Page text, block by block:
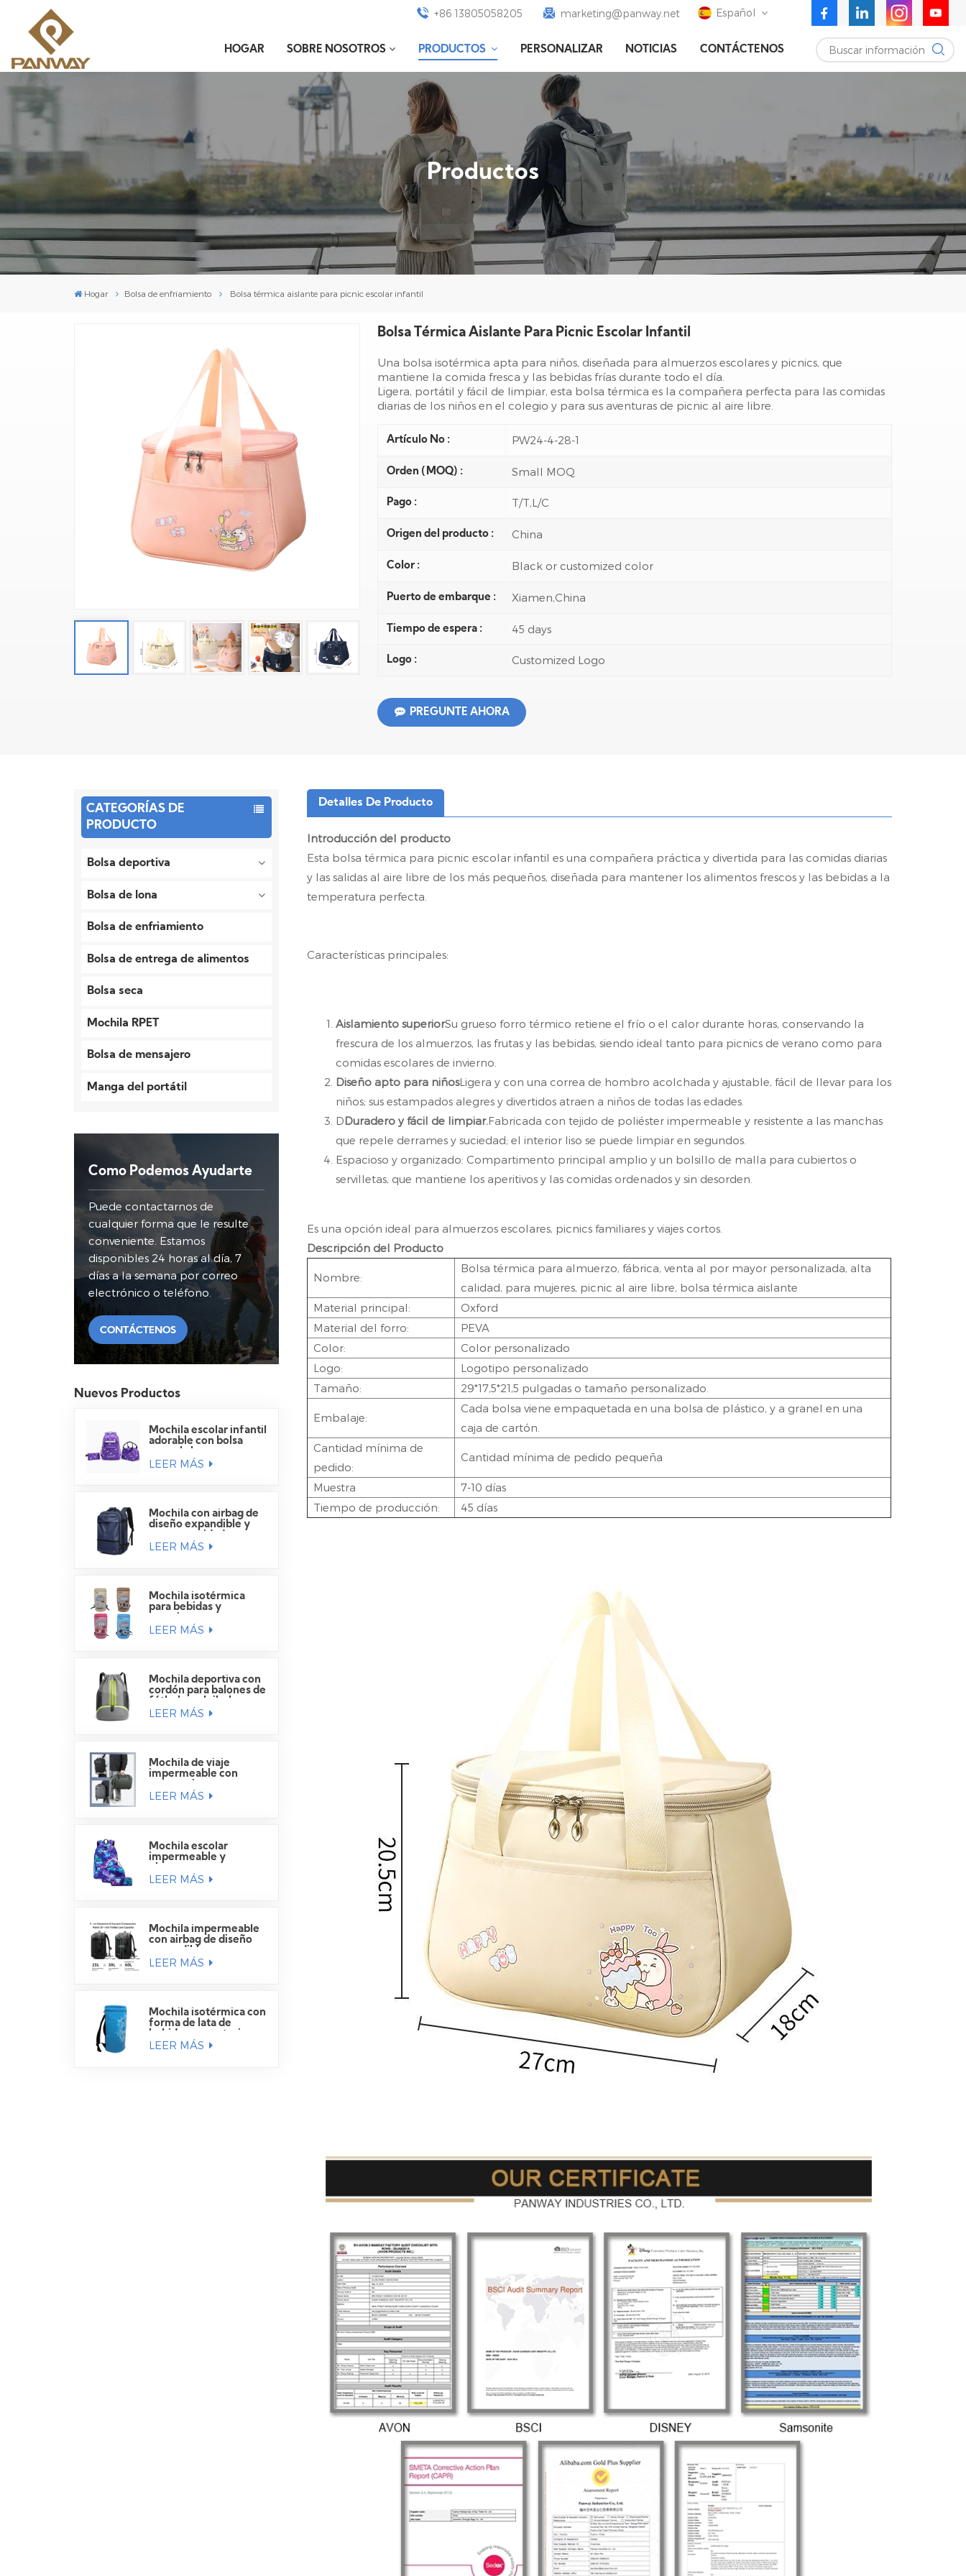
+86 13805058205 marketing@panway.net Español
English
Español
HOGAR SOBRE NOSOTROS PRODUCTOS PERSONALIZAR NOTICIAS CONTÁCTENOS Buscar información
Productos
Hogar Bolsa de enfriamiento Bolsa térmica aislante para picnic escolar infantil
Bolsa Térmica Aislante Para Picnic Escolar Infantil
Una bolsa isotérmica apta para niños, diseñada para almuerzos escolares y picnics, que
mantiene la comida fresca y las bebidas frías durante todo el día.
Ligera, portátil y fácil de limpiar, esta bolsa térmica es la compañera perfecta para las comidas
diarias de los niños en el colegio y para sus aventuras de picnic al aire libre.
Artículo No : PW24-4-28-1
Orden (MOQ) : Small MOQ
Pago : T/T,L/C
Origen del producto : China
Color : Black or customized color
Puerto de embarque : Xiamen,China
Tiempo de espera : 45 days
Logo : Customized Logo
PREGUNTE AHORA
CATEGORÍAS DE
PRODUCTO
Bolsa deportiva
Bolsa de lona
Bolsa de enfriamiento
Bolsa de entrega de alimentos
Bolsa seca
Mochila RPET
Bolsa de mensajero
Manga del portátil
Como Podemos Ayudarte
Puede contactarnos de
cualquier forma que le resulte
conveniente. Estamos
disponibles 24 horas al día, 7
días a la semana por correo
electrónico o teléfono.
CONTÁCTENOS
Nuevos Productos
Mochila escolar infantil
adorable con bolsa
LEER MÁS
Mochila con airbag de
diseño expandible y
viajes.
LEER MÁS
Mochila isotérmica
para bebidas y
LEER MÁS
Mochila deportiva con
cordón para balones de
LEER MÁS
Mochila de viaje
impermeable con
portátil
LEER MÁS
Mochila escolar
impermeable y
estudiantes.
LEER MÁS
Mochila impermeable
con airbag de diseño
LEER MÁS
Mochila isotérmica con
forma de lata de
LEER MÁS
Detalles De Producto
Introducción del producto
Esta bolsa térmica para picnic escolar infantil es una compañera práctica y divertida para las comidas diarias
y las salidas al aire libre de los más pequeños, diseñada para mantener los alimentos frescos y las bebidas a la
temperatura perfecta.
Características principales:
Aislamiento superiorSu grueso forro térmico retiene el frío o el calor durante horas, conservando la
frescura de los almuerzos, las frutas y las bebidas, siendo ideal tanto para picnics de verano como para
comidas escolares de invierno.
Diseño apto para niñosLigera y con una correa de hombro acolchada y ajustable, fácil de llevar para los
niños; sus estampados alegres y divertidos atraen a niños de todas las edades.
DDuradero y fácil de limpiar.Fabricada con tejido de poliéster impermeable y resistente a las manchas
que repele derrames y suciedad; el interior liso se puede limpiar en segundos.
Espacioso y organizado: Compartimento principal amplio y un bolsillo de malla para cubiertos o
servilletas, que mantiene los aperitivos y las comidas ordenados y sin desorden.
Es una opción ideal para almuerzos escolares, picnics familiares y viajes cortos.
Descripción del Producto
Nombre:
Bolsa térmica para almuerzo, fábrica, venta al por mayor personalizada, alta
calidad, para mujeres, picnic al aire libre, bolsa térmica aislante
Material principal:
Oxford
Material del forro:
PEVA
Color:
Color personalizado
Logo:
Logotipo personalizado
Tamaño:
29*17,5*21,5 pulgadas o tamaño personalizado.
Embalaje:
Cada bolsa viene empaquetada en una bolsa de plástico, y a granel en una
caja de cartón.
Cantidad mínima de
pedido:
Cantidad mínima de pedido pequeña
Muestra
7-10 días
Tiempo de producción:
45 días